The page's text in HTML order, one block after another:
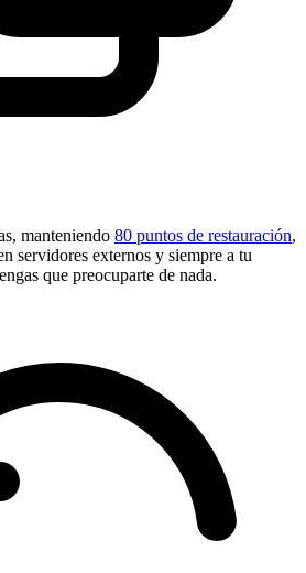
manteniendo 80 puntos de restauración,
servidores externos y siempre a tu
que preocuparte de nada.